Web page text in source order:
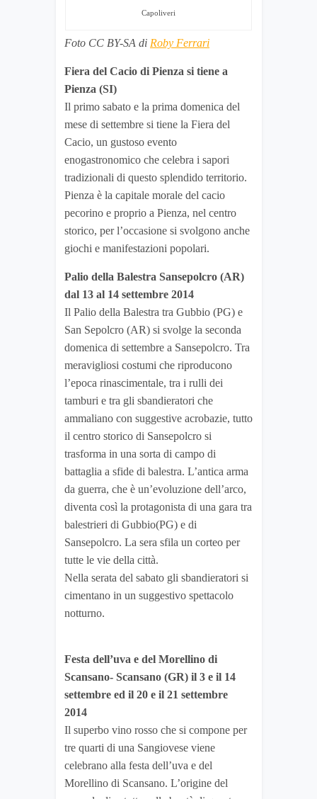
Capoliveri
Foto CC BY-SA di Roby Ferrari
Fiera del Cacio di Pienza si tiene a
Pienza (SI)
Il primo sabato e la prima domenica del
mese di settembre si tiene la Fiera del
Cacio, un gustoso evento
enogastronomico che celebra i sapori
tradizionali di questo splendido territorio.
Pienza è la capitale morale del cacio
pecorino e proprio a Pienza, nel centro
storico, per l’occasione si svolgono anche
giochi e manifestazioni popolari.
Palio della Balestra Sansepolcro (AR)
dal 13 al 14 settembre 2014
Il Palio della Balestra tra Gubbio (PG) e
San Sepolcro (AR) si svolge la seconda
domenica di settembre a Sansepolcro. Tra
meravigliosi costumi che riproducono
l’epoca rinascimentale, tra i rulli dei
tamburi e tra gli sbandieratori che
ammaliano con suggestive acrobazie, tutto
il centro storico di Sansepolcro si
trasforma in una sorta di campo di
battaglia a sfide di balestra. L’antica arma
da guerra, che è un’evoluzione dell’arco,
diventa così la protagonista di una gara tra
balestrieri di Gubbio(PG) e di
Sansepolcro. La sera sfila un corteo per
tutte le vie della città.
Nella serata del sabato gli sbandieratori si
cimentano in un suggestivo spettacolo
notturno.
Festa dell’uva e del Morellino di
Scansano- Scansano (GR) il 3 e il 14
settembre ed il 20 e il 21 settembre
2014
Il superbo vino rosso che si compone per
tre quarti di una Sangiovese viene
celebrano alla festa dell’uva e del
Morellino di Scansano. L’origine del